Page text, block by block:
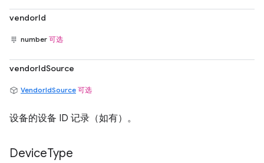
vendorId
number 可选
vendorIdSource
VendorIdSource 可选
设备的设备 ID 记录（如有）。
DeviceType